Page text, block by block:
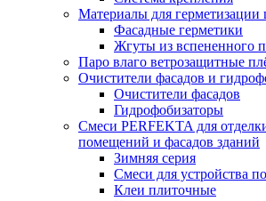
Материалы для герметизации
Фасадные герметики
Жгуты из вспененного
Паро влаго ветрозащитные
Очистители фасадов и
Очистители фасадов
Гидрофобизаторы
Смеси PERFEKTA для
помещений и фасадов зданий
Зимняя серия
Смеси для устройства
Клеи плиточные